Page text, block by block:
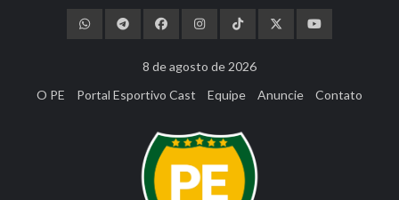
8 de agosto de 2026
O PE
Portal Esportivo Cast Equipe Anuncie Contato